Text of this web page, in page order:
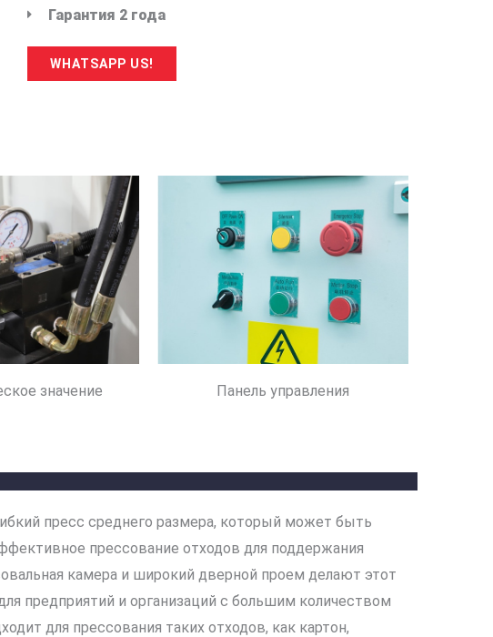
Гарантия 2 года
WHATSAPP US!
значение Панель управления
пресс среднего размера, который может быть
прессование отходов для поддержания
камера и широкий дверной проем делают этот
предприятий и организаций с большим количеством
для прессования таких отходов, как картон,